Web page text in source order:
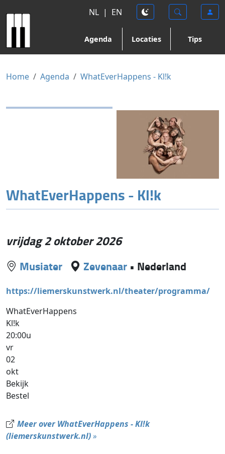
NL | EN
Agenda Locaties Tips
Home Agenda WhatEverHappens - Kl!k
WhatEverHappens - Kl!k
vrijdag 2 oktober 2026
Musiater Zevenaar • Nederland
https://liemerskunstwerk.nl/theater/programma/
WhatEverHappens
Kl!k
20:00u
vr
02
okt
Bekijk
Bestel
Meer over WhatEverHappens - Kl!k
(liemerskunstwerk.nl)»